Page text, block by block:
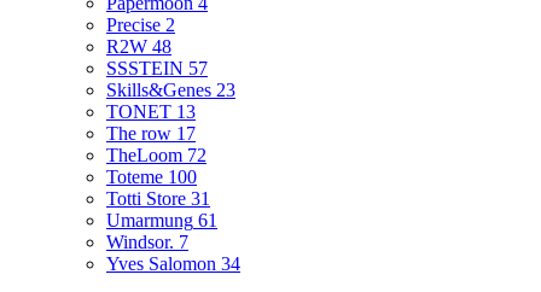
Precise 2
R2W 48
SSSTEIN 57
Skills&Genes 23
TONET 13
The row 17
TheLoom 72
Toteme 100
Totti Store 31
Umarmung 61
Windsor. 7
Yves Salomon 34